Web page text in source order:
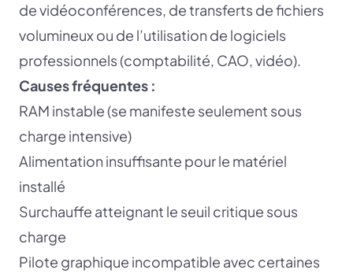
de vidéoconférences, de transferts de fichiers
volumineux ou de l’utilisation de logiciels
professionnels (comptabilité, CAO, vidéo).
Causes fréquentes :
RAM instable (se manifeste seulement sous
charge intensive)
Alimentation insuffisante pour le matériel
installé
Surchauffe atteignant le seuil critique sous
charge
Pilote graphique incompatible avec certaines